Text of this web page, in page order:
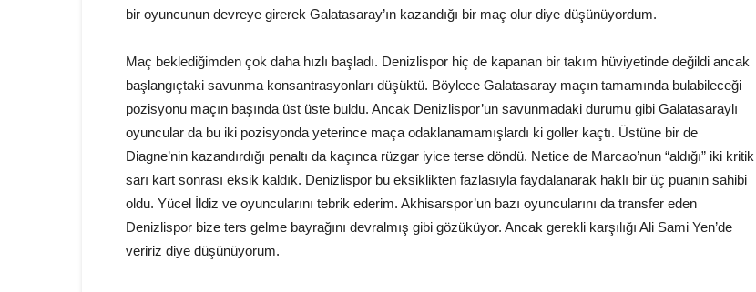
bir oyuncunun devreye girerek Galatasaray’ın kazandığı bir maç olur diye düşünüyordum.
Maç beklediğimden çok daha hızlı başladı. Denizlispor hiç de kapanan bir takım hüviyetinde değildi ancak
başlangıçtaki savunma konsantrasyonları düşüktü. Böylece Galatasaray maçın tamamında bulabileceği
pozisyonu maçın başında üst üste buldu. Ancak Denizlispor’un savunmadaki durumu gibi Galatasaraylı
oyuncular da bu iki pozisyonda yeterince maça odaklanamamışlardı ki goller kaçtı. Üstüne bir de
Diagne’nin kazandırdığı penaltı da kaçınca rüzgar iyice terse döndü. Netice de Marcao’nun “aldığı” iki kritik
sarı kart sonrası eksik kaldık. Denizlispor bu eksiklikten fazlasıyla faydalanarak haklı bir üç puanın sahibi
oldu. Yücel İldiz ve oyuncularını tebrik ederim. Akhisarspor’un bazı oyuncularını da transfer eden
Denizlispor bize ters gelme bayrağını devralmış gibi gözüküyor. Ancak gerekli karşılığı Ali Sami Yen’de
veririz diye düşünüyorum.